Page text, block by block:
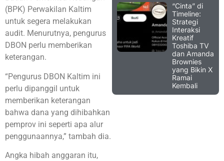
(BPK) Perwakilan Kaltim
untuk segera melakukan
audit. Menurutnya, pengurus
DBON perlu memberikan
keterangan.
“Pengurus DBON Kaltim ini
perlu dipanggil untuk
memberikan keterangan
bahwa dana yang dihibahkan
pemprov ini seperti apa alur
penggunaannya,” tambah dia.
Angka hibah anggaran itu,
“Cinta” di
Timeline:
Strategi
Interaksi
Kreatif
Toshiba TV
dan Amanda
Brownies
yang Bikin X
Ramai
Kembali